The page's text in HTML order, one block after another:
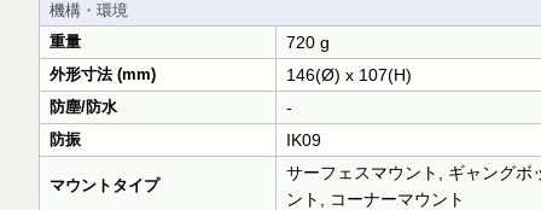
機構・環境
重量
720 g
外形寸法 (mm) 146(Ø) x 107(H)
防塵/防水 -
防振 IK09
マウントタイプ
サーフェスマウント, ギャング
ント, コーナーマウント